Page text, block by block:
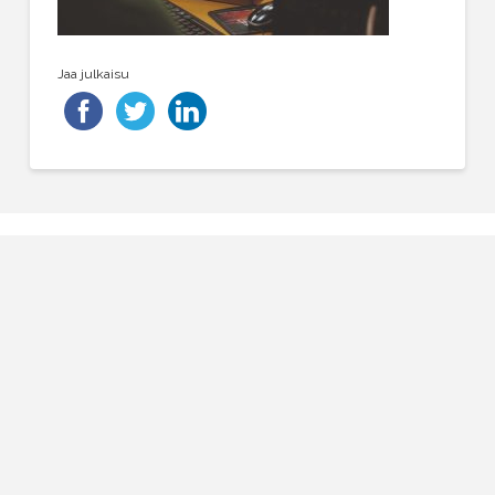
Jaa julkaisu